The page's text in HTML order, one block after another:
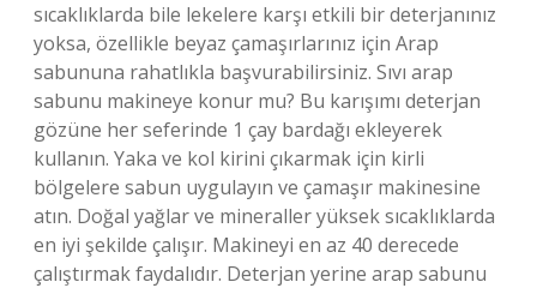
sıcaklıklarda bile lekelere karşı etkili bir deterjanınız
yoksa, özellikle beyaz çamaşırlarınız için Arap
sabununa rahatlıkla başvurabilirsiniz. Sıvı arap
sabunu makineye konur mu? Bu karışımı deterjan
gözüne her seferinde 1 çay bardağı ekleyerek
kullanın. Yaka ve kol kirini çıkarmak için kirli
bölgelere sabun uygulayın ve çamaşır makinesine
atın. Doğal yağlar ve mineraller yüksek sıcaklıklarda
en iyi şekilde çalışır. Makineyi en az 40 derecede
çalıştırmak faydalıdır. Deterjan yerine arap sabunu